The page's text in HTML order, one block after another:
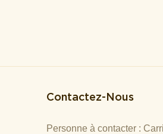
Contactez-Nous
Personne à contacter :